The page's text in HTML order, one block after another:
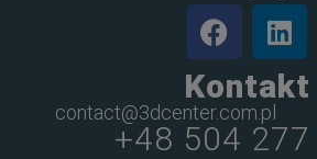
Kontakt
contact@3dcenter.com.pl
+48 504 277